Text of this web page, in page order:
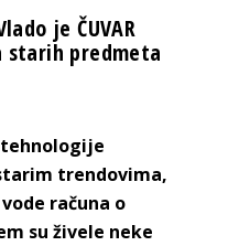
je ČUVAR
starih predmeta
tehnologije
trendovima,
računa o
su živele neke